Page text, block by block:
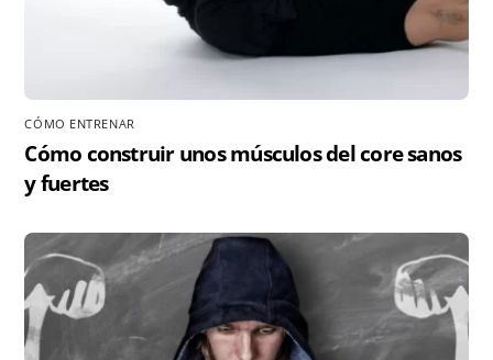
CÓMO ENTRENAR
Cómo construir unos músculos del core sanos
y fuertes